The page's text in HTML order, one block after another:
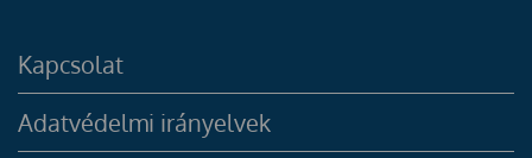
Kapcsolat
Adatvédelmi irányelvek